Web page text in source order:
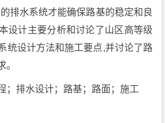
排水系统才能确保路基的稳定和良
设计主要分析和讨论了山区高等级
统设计方法和施工要点,并讨论了路
。
；排水设计；路基；路面；施工